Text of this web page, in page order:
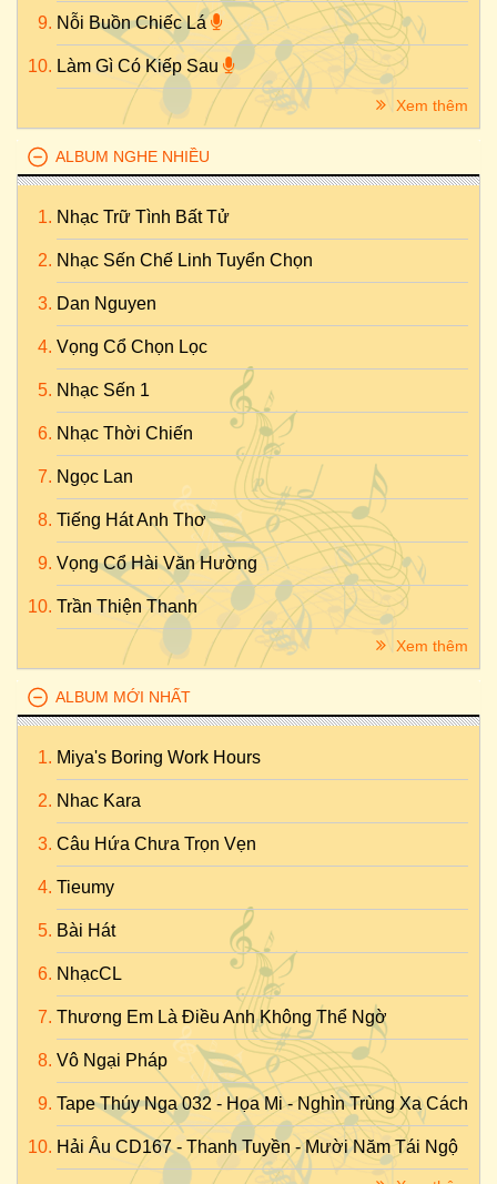
Nỗi Buồn Chiếc Lá
Làm Gì Có Kiếp Sau
Xem thêm
ALBUM NGHE NHIỀU
Nhạc Trữ Tình Bất Tử
Nhạc Sến Chế Linh Tuyển Chọn
Dan Nguyen
Vọng Cổ Chọn Lọc
Nhạc Sến 1
Nhạc Thời Chiến
Ngọc Lan
Tiếng Hát Anh Thơ
Vọng Cổ Hài Văn Hường
Trần Thiện Thanh
Xem thêm
ALBUM MỚI NHẤT
Miya's Boring Work Hours
Nhac Kara
Câu Hứa Chưa Trọn Vẹn
Tieumy
Bài Hát
NhạcCL
Thương Em Là Điều Anh Không Thể Ngờ
Vô Ngại Pháp
Tape Thúy Nga 032 - Họa Mi - Nghìn Trùng Xa Cách
Hải Âu CD167 - Thanh Tuyền - Mười Năm Tái Ngộ